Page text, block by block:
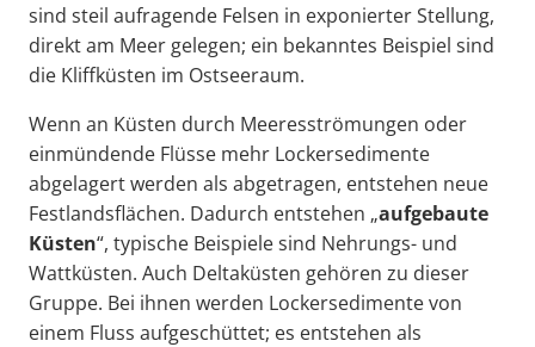
sind steil aufragende Felsen in exponierter Stellung,
direkt am Meer gelegen; ein bekanntes Beispiel sind
die Kliffküsten im Ostseeraum.
Wenn an Küsten durch Meeresströmungen oder
einmündende Flüsse mehr Lockersedimente
abgelagert werden als abgetragen, entstehen neue
Festlandsflächen. Dadurch entstehen „aufgebaute
Küsten“, typische Beispiele sind Nehrungs- und
Wattküsten. Auch Deltaküsten gehören zu dieser
Gruppe. Bei ihnen werden Lockersedimente von
einem Fluss aufgeschüttet; es entstehen als